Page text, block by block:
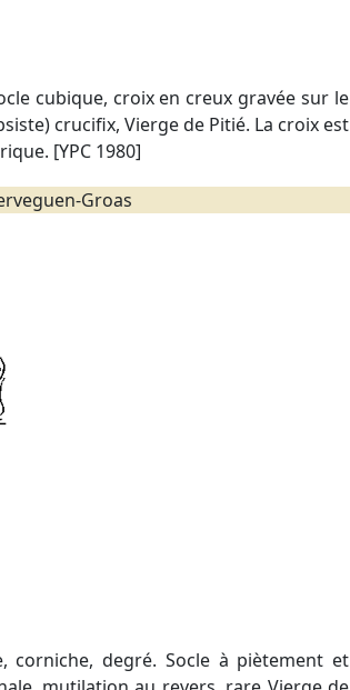
cubique, croix en creux gravée sur le
crucifix, Vierge de Pitié. La croix est
[YPC 1980]
Groas
corniche, degré. Socle à piètement et